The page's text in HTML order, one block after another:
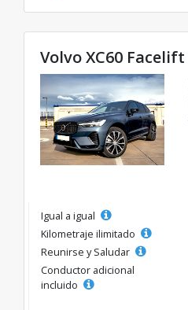
Volvo XC60 Facelift
Igual a igual
Kilometraje ilimitado
Reunirse y Saludar
Conductor adicional
incluido